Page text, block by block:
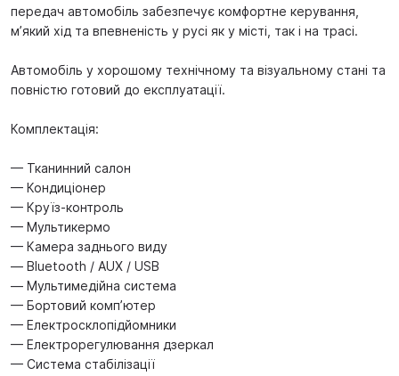
передач автомобіль забезпечує комфортне керування,
м’який хід та впевненість у русі як у місті, так і на трасі.
Автомобіль у хорошому технічному та візуальному стані та
повністю готовий до експлуатації.
Комплектація:
— Тканинний салон
— Кондиціонер
— Круїз-контроль
— Мультикермо
— Камера заднього виду
— Bluetooth / AUX / USB
— Мультимедійна система
— Бортовий комп’ютер
— Електросклопідйомники
— Електрорегулювання дзеркал
— Система стабілізації